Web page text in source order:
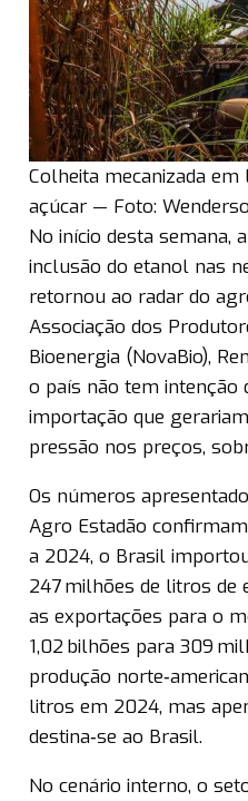
Colheita mecanizada
açúcar — Foto:
No início desta semana,
inclusão do etanol nas
retornou ao radar do
Associação dos
Bioenergia (NovaBio),
o país não tem intenção
importação que
pressão nos preços,
Os números
Agro Estadão
a 2024, o Brasil
247 milhões de litros de
as exportações para o
1,02 bilhões para 309
produção
litros em 2024, mas
destina‑se ao Brasil.
No cenário interno, o